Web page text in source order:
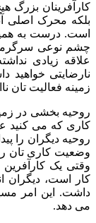
کارآفرینان بزرگ
بلکه محرک اصلی
است. درست به
چشم نوعی سرگرمی
علاقه زیادی
نارضایتی
زمینه فعالیت تان
روحیه بخشی در
کاری که می کنید
روحیه دیگران را
وضعیت کاری تان را
وقتی یک
کار است، دیگران
داشت. این امر
می دهد.